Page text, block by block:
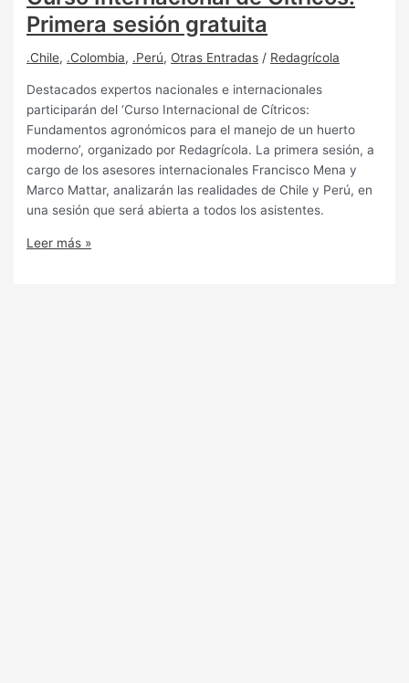
Primera sesión gratuita
.Chile, .Colombia, .Perú, Otras Entradas / Redagrícola
Destacados expertos nacionales e internacionales
participarán del ‘Curso Internacional de Cítricos:
Fundamentos agronómicos para el manejo de un huerto
moderno’, organizado por Redagrícola. La primera sesión, a
cargo de los asesores internacionales Francisco Mena y
Marco Mattar, analizarán las realidades de Chile y Perú, en
una sesión que será abierta a todos los asistentes.
Leer más »